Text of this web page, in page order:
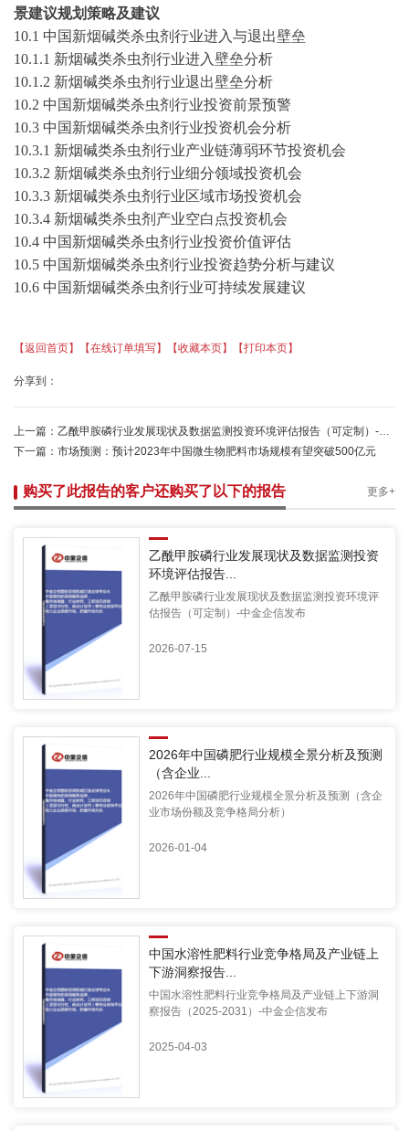
景建议规划策略及建议
10.1 中国 新烟碱类杀虫剂 行业进入与退出壁垒
10.1.1 新烟碱类杀虫剂 行业进入壁垒分析
10.1.2 新烟碱类杀虫剂 行业退出壁垒分析
10.2 中国 新烟碱类杀虫剂 行业投资前景预警
10.3 中国 新烟碱类杀虫剂 行业投资机会分析
10.3.1 新烟碱类杀虫剂 行业产业链薄弱环节投资机会
10.3.2 新烟碱类杀虫剂 行业细分领域投资机会
10.3.3 新烟碱类杀虫剂 行业区域市场投资机会
10.3.4 新烟碱类杀虫剂 产业空白点投资机会
10.4 中国 新烟碱类杀虫剂 行业投资价值评估
10.5 中国 新烟碱类杀虫剂 行业投资趋势分析与建议
10.6 中国 新烟碱类杀虫剂 行业可持续发展建议
【返回首页】 【在线订单填写】 【收藏本页】 【打印本页】
分享到：
上一篇： 乙酰甲胺磷行业发展现状及数据监测投资环境评估报告（可定制）-中金企信发布
下一篇： 市场预测：预计2023年中国微生物肥料市场规模有望突破500亿元
购买了此报告的客户还购买了以下的报告 更多+
乙酰甲胺磷行业发展现状及数据监测投资
环境评估报告...
乙酰甲胺磷行业发展现状及数据监测投资环境评
估报告（可定制）-中金企信发布
2026-07-15
2026年中国磷肥行业规模全景分析及预测
（含企业...
2026年中国磷肥行业规模全景分析及预测（含企
业市场份额及竞争格局分析）
2026-01-04
中国水溶性肥料行业竞争格局及产业链上
下游洞察报告...
中国水溶性肥料行业竞争格局及产业链上下游洞
察报告（2025-2031）-中金企信发布
2025-04-03